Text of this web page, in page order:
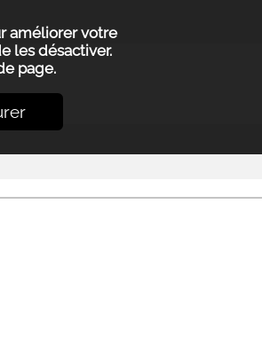
améliorer votre
les désactiver.
page.